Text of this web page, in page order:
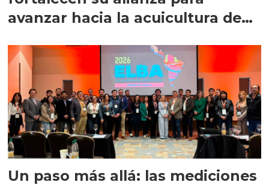
avanzar hacia la acuicultura de
Un paso más allá: las mediciones